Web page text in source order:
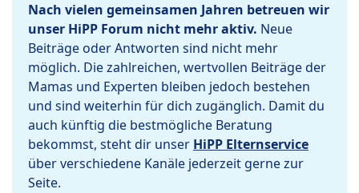
Nach vielen gemeinsamen Jahren betreuen wir
unser HiPP Forum nicht mehr aktiv. Neue
Beiträge oder Antworten sind nicht mehr
möglich. Die zahlreichen, wertvollen Beiträge der
Mamas und Experten bleiben jedoch bestehen
und sind weiterhin für dich zugänglich. Damit du
auch künftig die bestmögliche Beratung
bekommst, steht dir unser HiPP Elternservice
über verschiedene Kanäle jederzeit gerne zur
Seite.